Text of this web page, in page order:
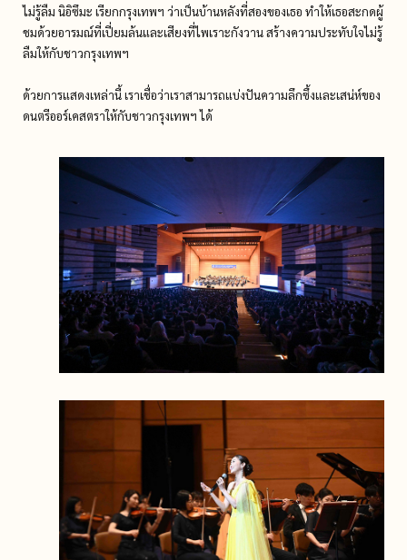
ไม่รู้ลืม นิอิซึมะ เรียกกรุงเทพฯ ว่าเป็นบ้านหลังที่สองของเธอ ทำให้เธอสะกดผู้
ชมด้วยอารมณ์ที่เปี่ยมล้นและเสียงที่ไพเราะกังวาน สร้างความประทับใจไม่รู้
ลืมให้กับชาวกรุงเทพฯ
ด้วยการแสดงเหล่านี้ เราเชื่อว่าเราสามารถแบ่งปันความลึกซึ้งและเสน่ห์ของ
ดนตรีออร์เคสตราให้กับชาวกรุงเทพฯ ได้